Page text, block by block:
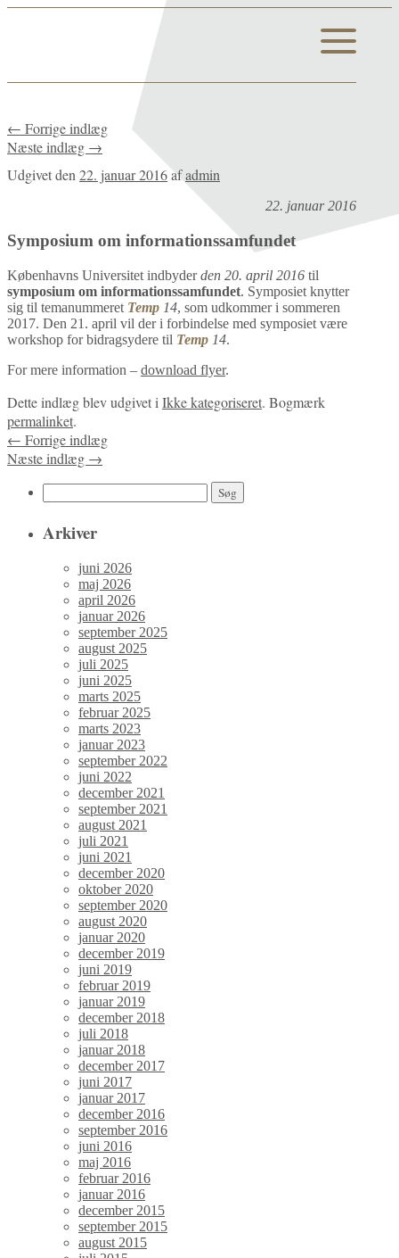
← Forrige indlæg
Næste indlæg →
Udgivet den 22. januar 2016afadmin
22. januar 2016
Symposium om informationssamfundet
Københavns Universitet indbyderden 20. april 2016 til
symposium om informationssamfundet. Symposiet knytter
sig til temanummeret Temp 14, som udkommer i sommeren
2017. Den 21. april vil der i forbindelse med symposiet være
workshop for bidragsydere til Temp 14.
For mere information – download flyer.
Dette indlæg blev udgivet i Ikke kategoriseret. Bogmærk
permalinket.
← Forrige indlæg
Næste indlæg →
Søg
efter:
Arkiver
juni 2026
maj 2026
april 2026
januar 2026
september 2025
august 2025
juli 2025
juni 2025
marts 2025
februar 2025
marts 2023
januar 2023
september 2022
juni 2022
december 2021
september 2021
august 2021
juli 2021
juni 2021
december 2020
oktober 2020
september 2020
august 2020
januar 2020
december 2019
juni 2019
februar 2019
januar 2019
december 2018
juli 2018
januar 2018
december 2017
juni 2017
januar 2017
december 2016
september 2016
juni 2016
maj 2016
februar 2016
januar 2016
december 2015
september 2015
august 2015